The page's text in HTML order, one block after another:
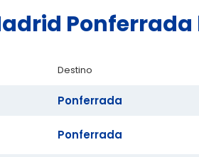
Destino
Ponferrada
Ponferrada